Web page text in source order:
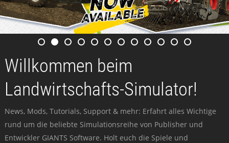
Willkommen beim
Landwirtschafts-Simulator!
News, Mods, Tutorials, Support & mehr: Erfahrt alles Wichtige
rund um die beliebte Simulationsreihe von Publisher und
Entwickler GIANTS Software. Holt euch die Spiele und